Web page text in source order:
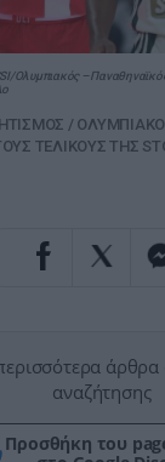
Ολυμπιακός –
/
ΤΕΛΙΚΟΥΣ ΤΗΣ
άρθρα
αναζήτησης
Προσθήκη του